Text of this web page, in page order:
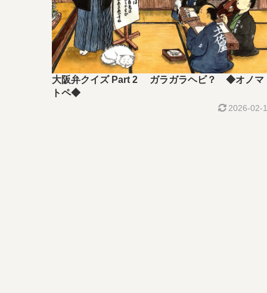
大阪弁クイズ Part 2 ガラガラヘビ？ ◆オノマ
トペ◆
2026-02-